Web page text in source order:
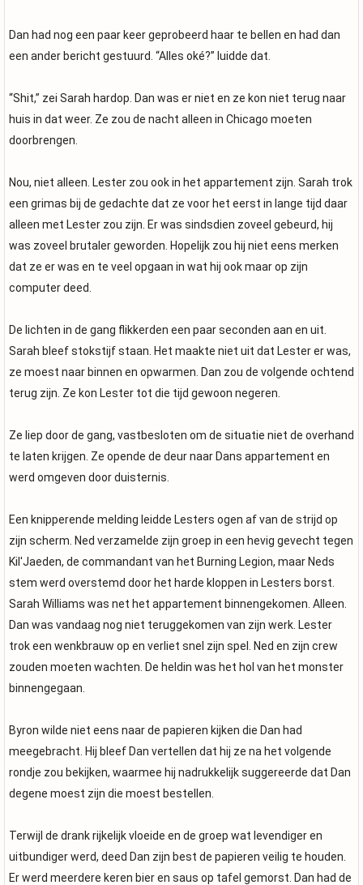
Dan had nog een paar keer geprobeerd haar te bellen en had dan
een ander bericht gestuurd. “Alles oké?” luidde dat.
“Shit,” zei Sarah hardop. Dan was er niet en ze kon niet terug naar
huis in dat weer. Ze zou de nacht alleen in Chicago moeten
doorbrengen.
Nou, niet alleen. Lester zou ook in het appartement zijn. Sarah trok
een grimas bij de gedachte dat ze voor het eerst in lange tijd daar
alleen met Lester zou zijn. Er was sindsdien zoveel gebeurd, hij
was zoveel brutaler geworden. Hopelijk zou hij niet eens merken
dat ze er was en te veel opgaan in wat hij ook maar op zijn
computer deed.
De lichten in de gang flikkerden een paar seconden aan en uit.
Sarah bleef stokstijf staan. Het maakte niet uit dat Lester er was,
ze moest naar binnen en opwarmen. Dan zou de volgende ochtend
terug zijn. Ze kon Lester tot die tijd gewoon negeren.
Ze liep door de gang, vastbesloten om de situatie niet de overhand
te laten krijgen. Ze opende de deur naar Dans appartement en
werd omgeven door duisternis.
Een knipperende melding leidde Lesters ogen af van de strijd op
zijn scherm. Ned verzamelde zijn groep in een hevig gevecht tegen
Kil'Jaeden, de commandant van het Burning Legion, maar Neds
stem werd overstemd door het harde kloppen in Lesters borst.
Sarah Williams was net het appartement binnengekomen. Alleen.
Dan was vandaag nog niet teruggekomen van zijn werk. Lester
trok een wenkbrauw op en verliet snel zijn spel. Ned en zijn crew
zouden moeten wachten. De heldin was het hol van het monster
binnengegaan.
Byron wilde niet eens naar de papieren kijken die Dan had
meegebracht. Hij bleef Dan vertellen dat hij ze na het volgende
rondje zou bekijken, waarmee hij nadrukkelijk suggereerde dat Dan
degene moest zijn die moest bestellen.
Terwijl de drank rijkelijk vloeide en de groep wat levendiger en
uitbundiger werd, deed Dan zijn best de papieren veilig te houden.
Er werd meerdere keren bier en saus op tafel gemorst. Dan had de